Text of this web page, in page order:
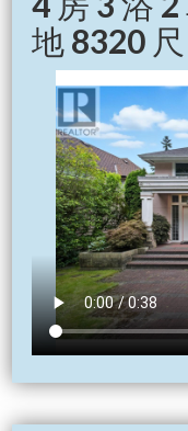
地 8320 尺